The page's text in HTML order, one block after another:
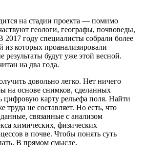
на стадии проекта — помимо
геологи, географы, почвоведы,
году специалисты собрали более
из которых проанализировали
результаты будут уже этой весной.
на два года.
довольно легко. Нет ничего
на основе снимков, сделанных
цифровую карту рельефа поля. Найти
труда не составляет. Но есть, что
связанные с анализом
химических, физических
в почве. Чтобы понять суть
В прямом смысле.